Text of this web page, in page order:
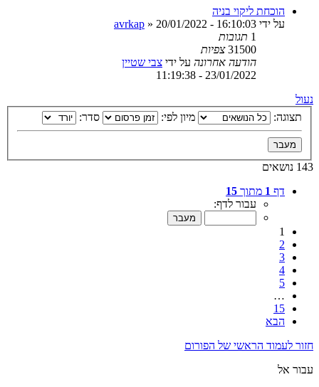
הוכחת ליקוי בניה
על ידי
avrkap » 20/01/2022 - 16:10:03
1 תגובות
31500 צפיות
הודעה אחרונה על ידי צבי שטיין
23/01/2022 - 11:19:38
נעול
תצוגה:
מיון לפי: סדר:
143 נושאים
דף 1 מתוך 15
עבור לדף:
1
2
3
4
5
…
15
הבא
חזור לעמוד הראשי של הפורום
עבור אל